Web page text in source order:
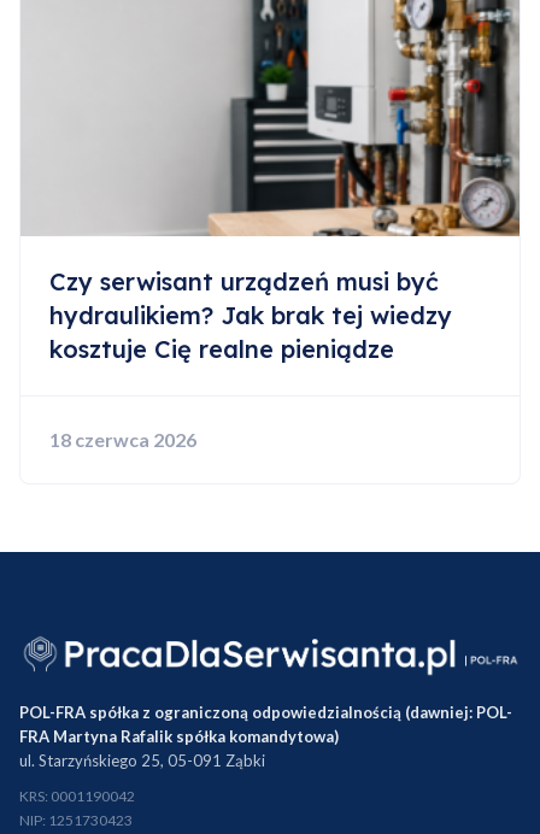
Czy serwisant urządzeń musi być
hydraulikiem? Jak brak tej wiedzy
kosztuje Cię realne pieniądze
18 czerwca 2026
POL-FRA spółka z ograniczoną odpowiedzialnością (dawniej: POL-
FRA Martyna Rafalik spółka komandytowa)
ul. Starzyńskiego 25, 05-091 Ząbki
KRS: 0001190042
NIP: 1251730423